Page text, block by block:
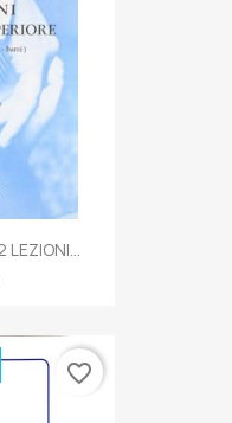
LEZIONI...
favorite_border